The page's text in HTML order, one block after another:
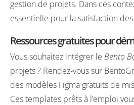
gestion de projets. Dans ces
essentielle pour la satisfaction
Ressources gratuites pour
Vous souhaitez intégrer le Bento
projets ? Rendez-vous sur
des modèles Figma gratuits de
Ces templates prêts à l’emploi